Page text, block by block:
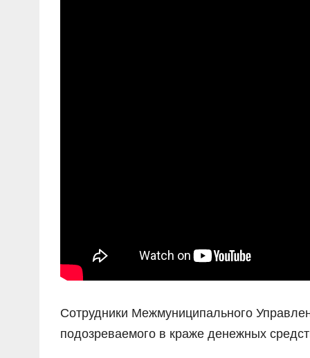
Сотрудники Межмуниципального
подозреваемого в краже денежных